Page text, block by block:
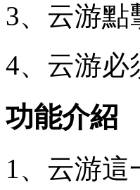
3、云游點
4、云游必
功能介紹
1、云游